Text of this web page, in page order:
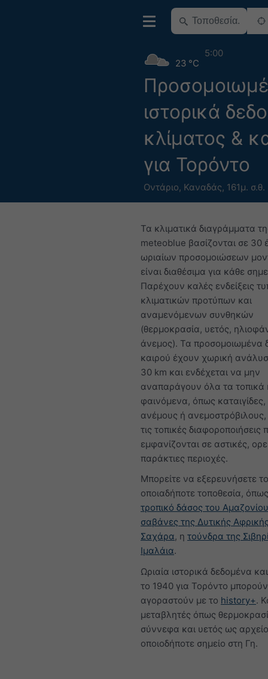
ιστορικά
κλίματος &
για Τορόντο
Οντάριο, Καναδάς, 161μ. σ.θ.
23 °C
5:00
Τα κλιματικά διαγράμματα
meteoblue βασίζονται σε 30
ωριαίων προσομοιώσεων
είναι διαθέσιμα για κάθε
Παρέχουν καλές ενδείξεις
κλιματικών προτύπων και
αναμενόμενων συνθηκών
(θερμοκρασία, υετός,
άνεμος). Τα προσομοιωμένα
καιρού έχουν χωρική
30 km και ενδέχεται να μην
αναπαράγουν όλα τα τοπικά
φαινόμενα, όπως καταιγίδες,
ανέμους ή
τις τοπικές διαφοροποιήσεις
εμφανίζονται σε αστικές,
παράκτιες περιοχές.
Μπορείτε να εξερευνήσετε
οποιαδήποτε τοποθεσία,
τροπικό δάσος του Αμαζονίου
σαβάνες της Δυτικής
Σαχάρα, η τούνδρα της
Ιμαλάια.
Ωριαία ιστορικά δεδομένα
το 1940 για Τορόντο
αγοραστούν με το history+.
μεταβλητές όπως
σύννεφα και υετός ως
οποιοδήποτε σημείο στη Γη.